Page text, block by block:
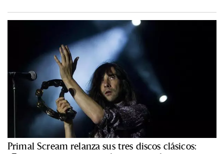
Primal Scream relanza sus tres discos clásicos: